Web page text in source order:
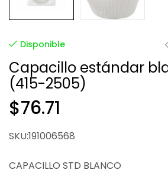
Disponible
Capacillo estándar
(415-2505)
$76.71
SKU:191006568
CAPACILLO STD BLANCO